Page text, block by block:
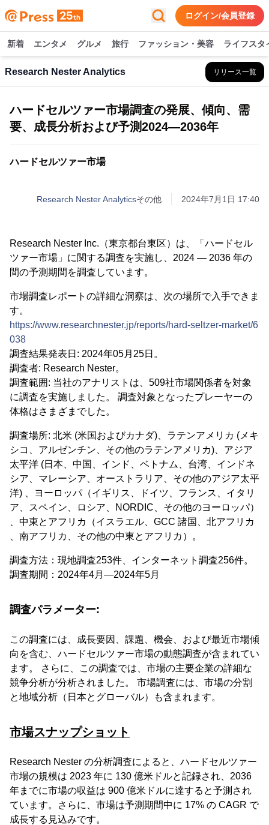
ログイン/会員登録
新着 エンタメ グルメ 旅行 ファッション・美容 ライフスタ
Research Nester Analytics リリース一覧
ハードセルツァー市場調査の発展、傾向、需
要、成長分析および予測2024―2036年
ハードセルツァー市場
Research Nester Analyticsその他 2024年7月1日 17:40
Research Nester Inc.（東京都台東区）は、「ハードセル
ツァー市場」に関する調査を実施し、2024 ― 2036 年の
間の予測期間を調査しています。
市場調査レポートの詳細な洞察は、次の場所で入手できま
す。
https://www.researchnester.jp/reports/hard-seltzer-market/6
038
調査結果発表日: 2024年05月25日。
調査者: Research Nester。
調査範囲: 当社のアナリストは、509社市場関係者を対象
に調査を実施しました。 調査対象となったプレーヤーの
体格はさまざまでした。
調査場所: 北米 (米国およびカナダ)、ラテンアメリカ (メキ
シコ、アルゼンチン、その他のラテンアメリカ)、アジア
太平洋 (日本、中国、インド、ベトナム、台湾、インドネ
シア、マレーシア、オーストラリア、その他のアジア太平
洋) 、ヨーロッパ（イギリス、ドイツ、フランス、イタリ
ア、スペイン、ロシア、NORDIC、その他のヨーロッパ）
、中東とアフリカ（イスラエル、GCC 諸国、北アフリカ
、南アフリカ、その他の中東とアフリカ）。
調査方法：現地調査253件、インターネット調査256件。
調査期間：2024年4月―2024年5月
調査パラメーター:
この調査には、成長要因、課題、機会、および最近市場傾
向を含む、ハードセルツァー市場の動態調査が含まれてい
ます。 さらに、この調査では、市場の主要企業の詳細な
競争分析が分析されました。 市場調査には、市場の分割
と地域分析（日本とグローバル）も含まれます。
市場スナップショット
Research Nester の分析調査によると、ハードセルツァー
市場の規模は 2023 年に 130 億米ドルと記録され、2036
年までに市場の収益は 900 億米ドルに達すると予測され
ています。さらに、市場は予測期間中に 17% の CAGR で
成長する見込みです。